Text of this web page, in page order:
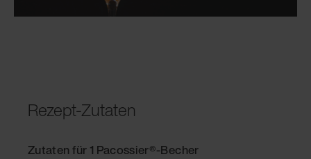
Rezept-Zutaten
Zutaten für 1 Pacossier®-Becher